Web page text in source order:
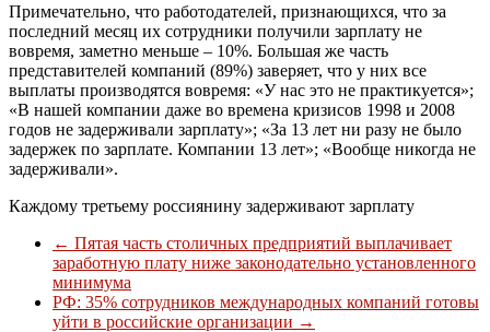
Примечательно, что работодателей, признающихся, что за
последний месяц их сотрудники получили зарплату не
вовремя, заметно меньше – 10%. Большая же часть
представителей компаний (89%) заверяет, что у них все
выплаты производятся вовремя: «У нас это не практикуется»;
«В нашей компании даже во времена кризисов 1998 и 2008
годов не задерживали зарплату»; «За 13 лет ни разу не было
задержек по зарплате. Компании 13 лет»; «Вообще никогда не
задерживали».
Каждому третьему россиянину задерживают зарплату
← Пятая часть столичных предприятий выплачивает
заработную плату ниже законодательно установленного
минимума
РФ: 35% сотрудников международных компаний готовы
уйти в российские организации →